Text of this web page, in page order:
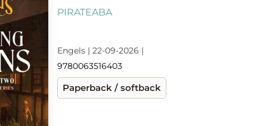
PIRATEABA
Engels | 22-09-2026 |
9780063516403
Paperback / softback